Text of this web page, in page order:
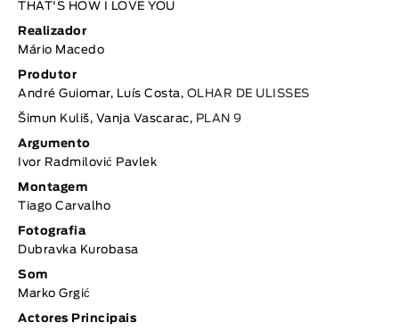
THAT'S HOW I LOVE YOU
Realizador
Mário Macedo
Produtor
André Guiomar, Luís Costa, OLHAR DE ULISSES
Šimun Kuliš, Vanja Vascarac, PLAN 9
Argumento
Ivor Radmilović Pavlek
Montagem
Tiago Carvalho
Fotografia
Dubravka Kurobasa
Som
Marko Grgić
Actores Principais